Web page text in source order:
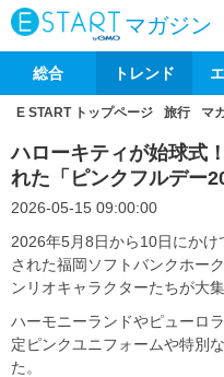
マガジン
総合 トレンド
E START トップページ 旅行 マ
ハローキティが始球式
れた「ピンクフルデー
2026-05-15 09:00:00
2026年5月8日から10日にか
された福岡ソフトバンクホー
ンリオキャラクターたちが大集
ハーモニーランドやピューロ
定ピンクユニフォームや特別
た。